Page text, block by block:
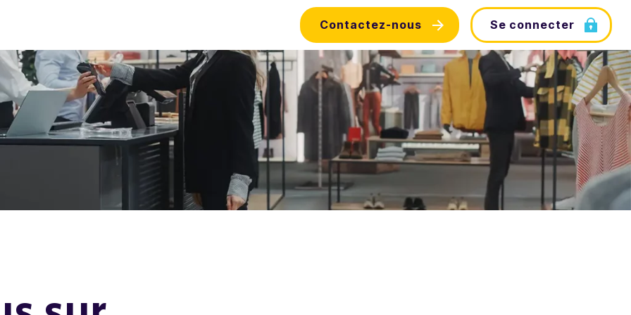
Contactez-nous Se connecter